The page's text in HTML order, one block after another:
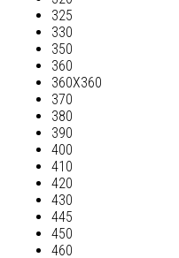
325
330
350
360
360Х360
370
380
390
400
410
420
430
445
450
460